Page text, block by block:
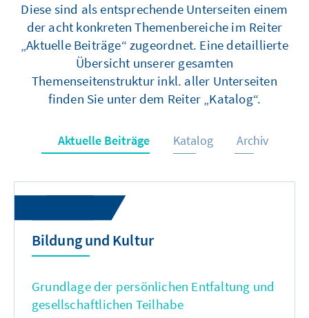
Diese sind als entsprechende Unterseiten einem
der acht konkreten Themenbereiche im Reiter
„Aktuelle Beiträge“ zugeordnet. Eine detaillierte
Übersicht unserer gesamten
Themenseitenstruktur inkl. aller Unterseiten
finden Sie unter dem Reiter „Katalog“.
Aktuelle Beiträge Katalog Archiv
Bildung und Kultur
Grundlage der persönlichen Entfaltung und
gesellschaftlichen Teilhabe